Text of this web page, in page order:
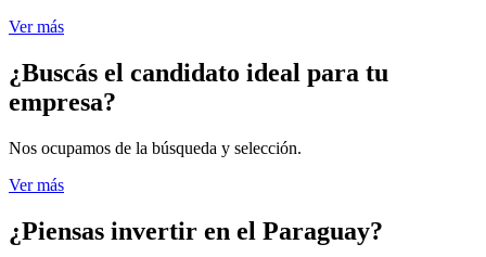
Ver más
¿Buscás el candidato ideal para tu
empresa?
Nos ocupamos de la búsqueda y selección.
Ver más
¿Piensas invertir en el Paraguay?